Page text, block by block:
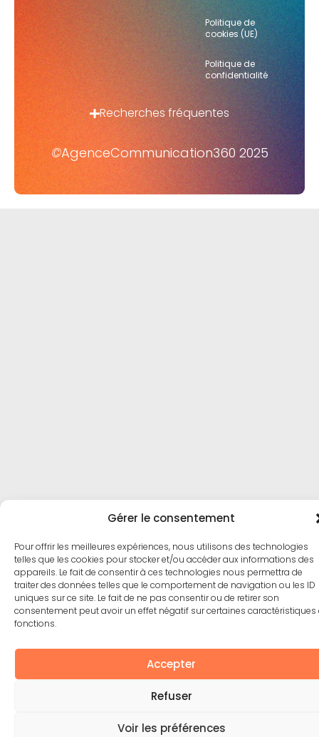
Gérer le consentement
Pour offrir les meilleures expériences, nous utilisons des technologies
telles que les cookies pour stocker et/ou accéder aux informations des
appareils. Le fait de consentir à ces technologies nous permettra de
traiter des données telles que le comportement de navigation ou les ID
uniques sur ce site. Le fait de ne pas consentir ou de retirer son
consentement peut avoir un effet négatif sur certaines caractéristiques
fonctions.
Accepter
Refuser
Voir les préférences
Politique de
cookies (UE)
Politique de
confidentialité
Recherches fréquentes
©AgenceCommunication360 2025